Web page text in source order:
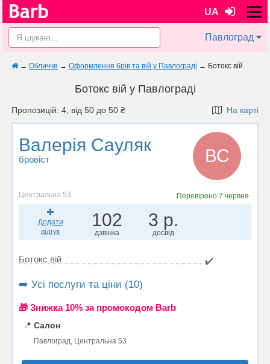
UA
Павлоград
→ Обличчя → Оформлення брів та вій у Павлограді → Ботокс вій
Ботокс вій у Павлограді
Пропозицій: 4, від 50 до 50 ₴ На карті
Валерія Сауляк
бровіст ВС
Центральна 53 Перевірено 7 червня
Додати
відгук
102
дзвінка
3 р.
досвід
Ботокс вій ✔️
➡️ Усі послуги та ціни (10)
🎁 Знижка 10% за промокодом Barb
📍 Салон
Павлоград, Центральна 53